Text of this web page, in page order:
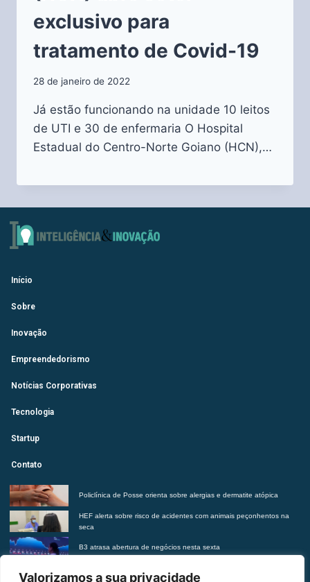
Valorizamos a sua privacidade
exclusivo para
tratamento de Covid-19
28 de janeiro de 2022
Já estão funcionando na unidade 10 leitos
de UTI e 30 de enfermaria O Hospital
Estadual do Centro-Norte Goiano (HCN),…
Início
Sobre
Inovação
Empreendedorismo
Notícias Corporativas
Tecnologia
Startup
Contato
Policlínica de Posse orienta sobre alergias e dermatite atópica
HEF alerta sobre risco de acidentes com animais peçonhentos na
seca
B3 atrasa abertura de negócios nesta sexta